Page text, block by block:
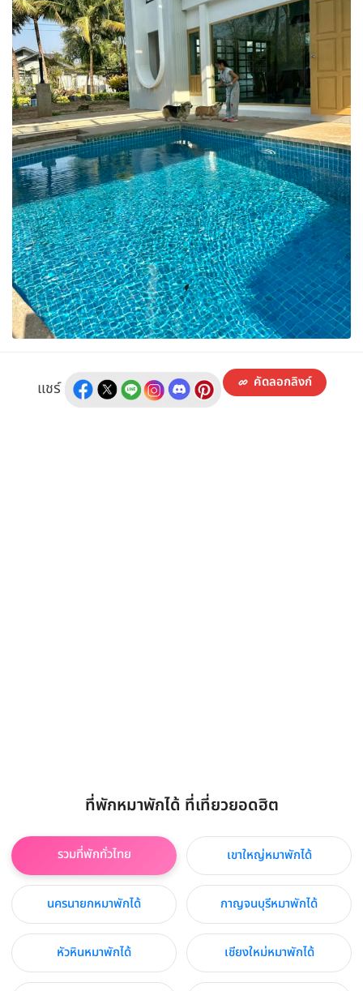
แชร์ คัดลอกลิงก์
ที่พักหมาพักได้ ที่เที่ยวยอดฮิต
รวมที่พักทั่วไทย เขาใหญ่หมาพักได้
นครนายกหมาพักได้ กาญจนบุรีหมาพักได้
หัวหินหมาพักได้ เชียงใหม่หมาพักได้